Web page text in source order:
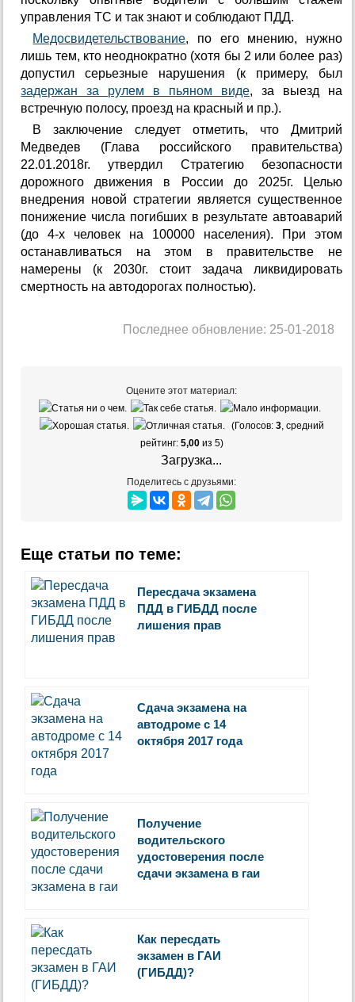
управления ТС и так знают и соблюдают ПДД.
Медосвидетельствование, по его мнению, нужно
лишь тем, кто неоднократно (хотя бы 2 или более раз)
допустил серьезные нарушения (к примеру, был
задержан за рулем в пьяном виде, за выезд на
встречную полосу, проезд на красный и пр.).
В заключение следует отметить, что Дмитрий
Медведев (Глава российского правительства)
22.01.2018г. утвердил Стратегию безопасности
дорожного движения в России до 2025г. Целью
внедрения новой стратегии является существенное
понижение числа погибших в результате автоаварий
(до 4-х человек на 100000 населения). При этом
останавливаться на этом в правительстве не
намерены (к 2030г. стоит задача ликвидировать
смертность на автодорогах полностью).
Последнее обновление: 25-01-2018
Оцените этот материал:
(Голосов: 3, средний
рейтинг: 5,00из 5)
Загрузка...
Поделитесь с друзьями:
Еще статьи по теме:
Пересдача экзамена
ПДД в ГИБДД после
лишения прав
Сдача экзамена на
автодроме с 14
октября 2017 года
Получение
водительского
удостоверения после
сдачи экзамена в гаи
Как пересдать
экзамен в ГАИ
(ГИБДД)?